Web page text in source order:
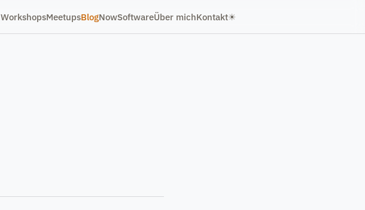
WorkshopsMeetupsBlogNowSoftwareÜber michKontakt